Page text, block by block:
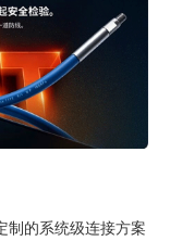
制的系统级连接方案